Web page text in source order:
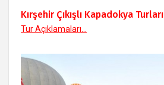
Kırşehir Çıkışlı Kapadokya Turları
Tur Açıklamaları...